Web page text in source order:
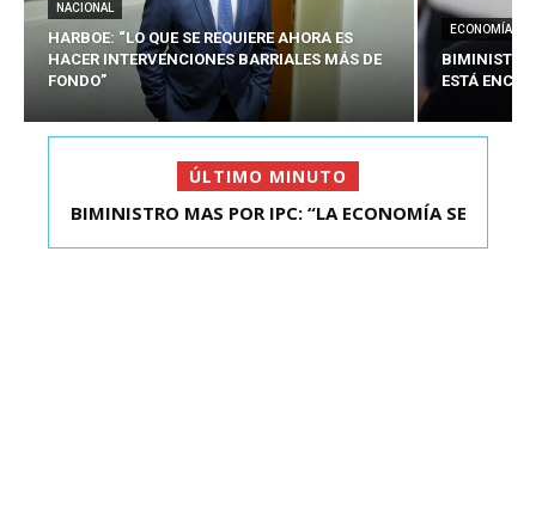
NACIONAL
HARBOE: “LO QUE SE REQUIERE AHORA ES
HACER INTERVENCIONES BARRIALES MÁS DE
FONDO”
ECONOMÍA
BIMINISTRO
ESTÁ
ÚLTIMO MINUTO
BIMINISTRO MAS POR IPC: “LA ECONOMÍA SE